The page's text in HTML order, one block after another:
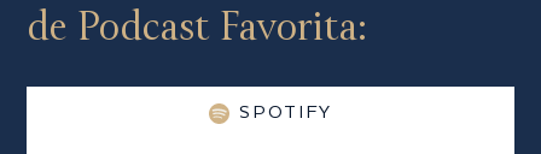
de Podcast Favorita:
SPOTIFY